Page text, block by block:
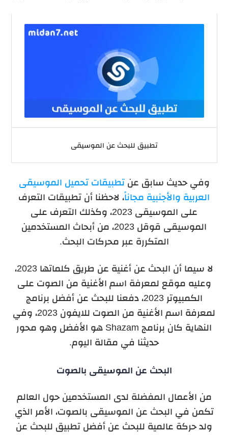
تطبيق للبحث عن الموسيقى
وفي حديث سابق عنتطبيقات تحميل الموسيقى
العربية والأجنبية مجاناً، لاحظنا أن تطبيقات التعرف
على الموسيقى 2023، وكذلك التعرف على
الموسيقى قوقل 2023، من أبحاث المستخدمين
المتكررة عبر محركات البحث.
لا سيما أن البحث عن أغنية عن طريق كلماتها 2023،
وعليه موقع لمعرفة اسم الأغنية من الصوت على
الكمبيوتر 2023، دفعنا للبحث عن أفضل برنامج
لمعرفة اسم الأغنية من الصوت للايفون 2023، وفي
النهاية كان برنامج Shazam هو الأفضل وهو محور
حديثنا في مقالة اليوم.
البحث عن الموسيقى بالصوت
من الأعمال المفضلة لدى المستخدمين حول العالم
تكمن في البحث عن الموسيقى بالصوت، الأمر الذي
ولد حركة عالمية للبحث عن أفضل تطبيق للبحث عن